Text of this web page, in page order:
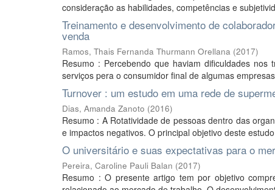
consideração as habilidades, competências e
Treinamento e desenvolvimento de
venda
Ramos, Thais Fernanda Thurmann Orellana (2017)
Resumo : Percebendo que haviam dificuldades
serviços pera o consumidor final de algumas
Turnover : um estudo em uma rede de
Dias, Amanda Zanoto (2016)
Resumo : A Rotatividade de pessoas dentro das
e impactos negativos. O principal objetivo deste
O universitário e suas expectativas para o
Pereira, Caroline Pauli Balan (2017)
Resumo : O presente artigo tem por objetivo